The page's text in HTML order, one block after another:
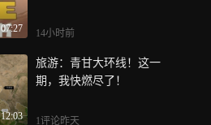
07:27 14小时前
12:03
旅游：青甘大环线！这一
期，我快燃尽了！
1评论昨天